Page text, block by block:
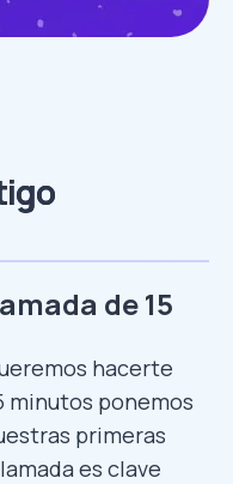
de 15
hacerte
minutos ponemos
primeras
es clave